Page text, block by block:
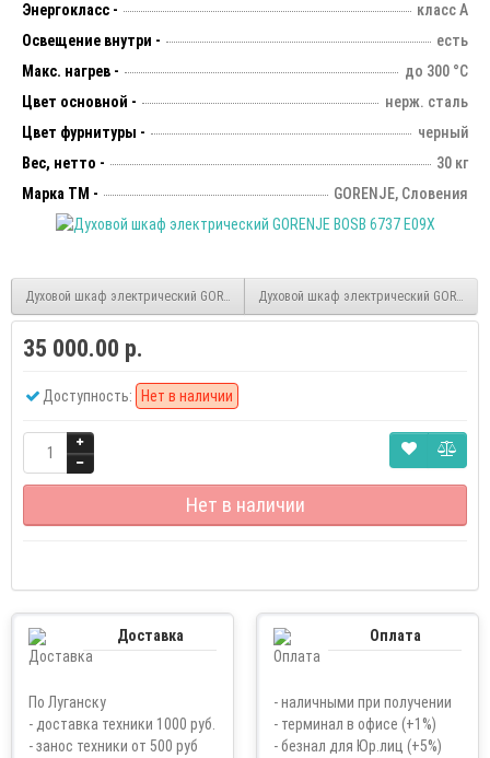
Энергокласс -
класс А
Освещение внутри -
есть
Макс. нагрев -
до 300 °С
Цвет основной -
нерж. сталь
Цвет фурнитуры -
черный
Вес, нетто -
30 кг
Марка ТМ -
GORENJE, Словения
Духовой шкаф электрический GORENJE BOS 737 E301XДуховой шкаф электрический GORENJE
35 000.00 р.
Доступность: Нет в наличии
Нет в наличии
Доставка
По Луганску
- доставка техники 1000 руб.
- занос техники от 500 руб
Оплата
- наличными при получении
- терминал в офисе (+1%)
- безнал для Юр.лиц (+5%)